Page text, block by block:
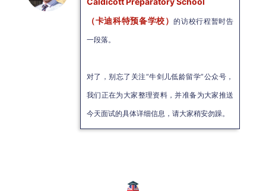
（卡迪科特预备学校）的访校行程暂时告
一段落。
对了，别忘了关注“牛剑儿低龄留学”公众号，
我们正在为大家整理资料，并准备为大家推送
今天面试的具体详细信息，请大家稍安勿躁。